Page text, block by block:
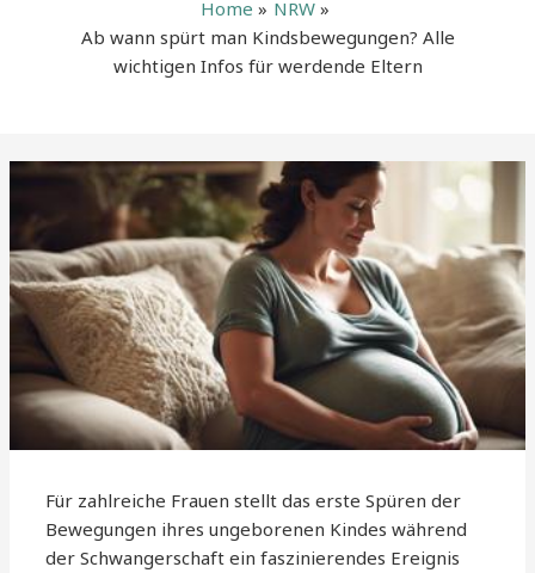
Home
NRW
Ab wann spürt man Kindsbewegungen? Alle
wichtigen Infos für werdende Eltern
Für zahlreiche Frauen stellt das erste Spüren der
Bewegungen ihres ungeborenen Kindes während
der Schwangerschaft ein faszinierendes Ereignis